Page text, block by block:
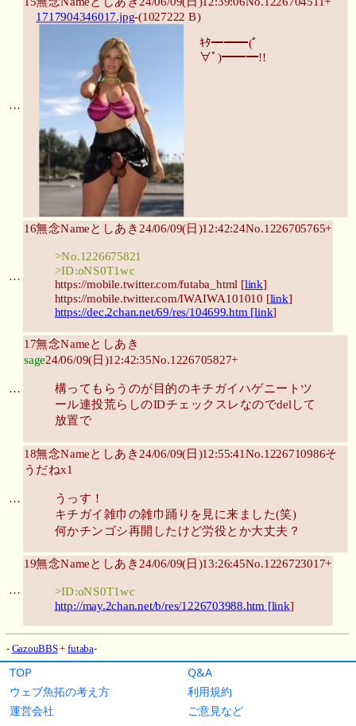
TOP
Q&A
ウェブ魚拓の考え方
利用規約
運営会社
ご意見など